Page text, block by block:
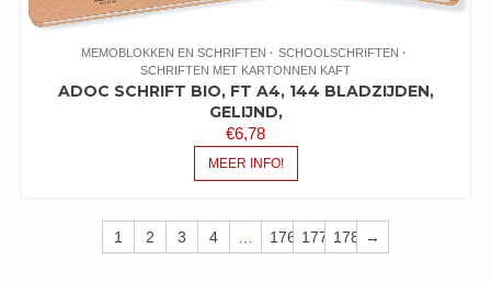
MEMOBLOKKEN EN SCHRIFTEN
SCHOOLSCHRIFTEN
SCHRIFTEN MET KARTONNEN KAFT
ADOC SCHRIFT BIO, FT A4, 144 BLADZIJDEN,
GELIJND,
€6,78
MEER INFO!
1 2 3 4 176 177 178 →